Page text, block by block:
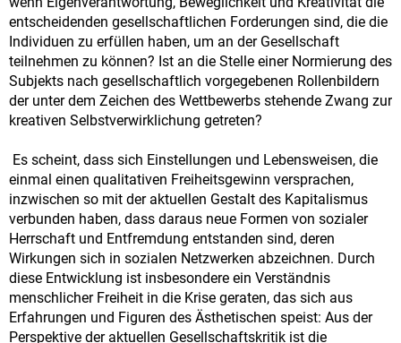
entscheidenden gesellschaftlichen Forderungen sind, die die
Individuen zu erfüllen haben, um an der Gesellschaft
teilnehmen zu können? Ist an die Stelle einer Normierung des
Subjekts nach gesellschaftlich vorgegebenen Rollenbildern
der unter dem Zeichen des Wettbewerbs stehende Zwang zur
kreativen Selbstverwirklichung getreten?
Es scheint, dass sich Einstellungen und Lebensweisen, die
einmal einen qualitativen Freiheitsgewinn versprachen,
inzwischen so mit der aktuellen Gestalt des Kapitalismus
verbunden haben, dass daraus neue Formen von sozialer
Herrschaft und Entfremdung entstanden sind, deren
Wirkungen sich in sozialen Netzwerken abzeichnen. Durch
diese Entwicklung ist insbesondere ein Verständnis
menschlicher Freiheit in die Krise geraten, das sich aus
Erfahrungen und Figuren des Ästhetischen speist: Aus der
Perspektive der aktuellen Gesellschaftskritik ist die